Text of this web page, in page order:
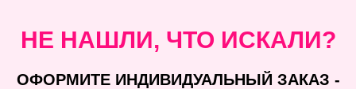
НЕ НАШЛИ, ЧТО ИСКАЛИ?
ОФОРМИТЕ ИНДИВИДУАЛЬНЫЙ ЗАКАЗ -